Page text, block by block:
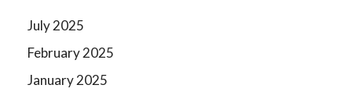
July 2025
February 2025
January 2025